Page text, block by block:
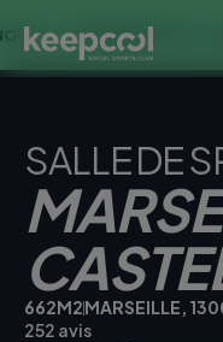
À 0€ << OFFRE
SALLE DE
662M2MARSEILLE,
252 avis